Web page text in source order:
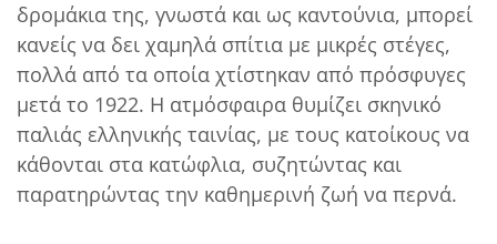
δρομάκια της, γνωστά και ως καντούνια, μπορεί
κανείς να δει χαμηλά σπίτια με μικρές στέγες,
πολλά από τα οποία χτίστηκαν από πρόσφυγες
μετά το 1922. Η ατμόσφαιρα θυμίζει σκηνικό
παλιάς ελληνικής ταινίας, με τους κατοίκους να
κάθονται στα κατώφλια, συζητώντας και
παρατηρώντας την καθημερινή ζωή να περνά.